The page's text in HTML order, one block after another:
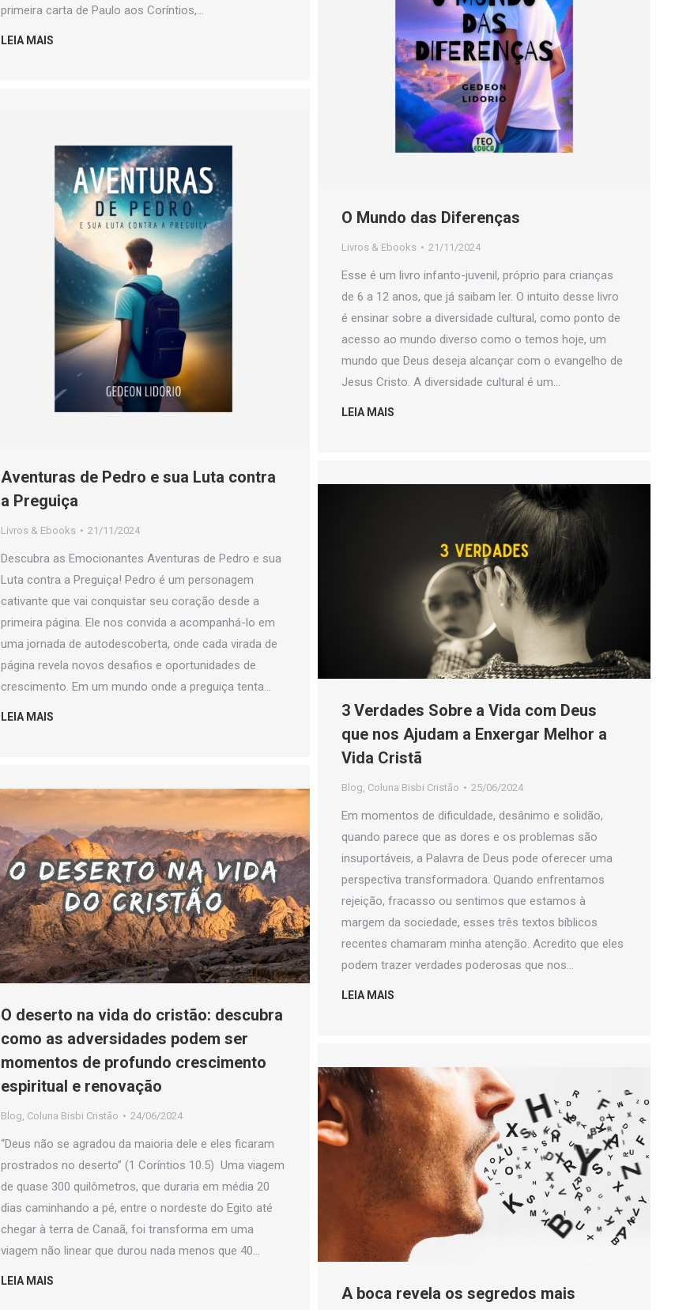
primeira carta de Paulo aos Coríntios,…
LEIA MAIS
O Mundo das Diferenças
Livros & Ebooks 21/11/2024
Esse é um livro infanto-juvenil, próprio para crianças
de 6 a 12 anos, que já saibam ler. O intuito desse livro
é ensinar sobre a diversidade cultural, como ponto de
acesso ao mundo diverso como o temos hoje, um
mundo que Deus deseja alcançar com o evangelho de
Jesus Cristo. A diversidade cultural é um…
LEIA MAIS
Aventuras de Pedro e sua Luta contra
a Preguiça
Livros & Ebooks 21/11/2024
Descubra as Emocionantes Aventuras de Pedro e sua
Luta contra a Preguiça! Pedro é um personagem
cativante que vai conquistar seu coração desde a
primeira página. Ele nos convida a acompanhá-lo em
uma jornada de autodescoberta, onde cada virada de
página revela novos desafios e oportunidades de
crescimento. Em um mundo onde a preguiça tenta…
LEIA MAIS
3 Verdades Sobre a Vida com Deus
que nos Ajudam a Enxergar Melhor a
Vida Cristã
Blog Coluna Bisbi Cristão 25/06/2024
Em momentos de dificuldade, desânimo e solidão,
quando parece que as dores e os problemas são
insuportáveis, a Palavra de Deus pode oferecer uma
perspectiva transformadora. Quando enfrentamos
rejeição, fracasso ou sentimos que estamos à
margem da sociedade, esses três textos bíblicos
recentes chamaram minha atenção. Acredito que eles
podem trazer verdades poderosas que nos…
LEIA MAIS
O deserto na vida do cristão: descubra
como as adversidades podem ser
momentos de profundo crescimento
espiritual e renovação
Blog Coluna Bisbi Cristão 24/06/2024
“Deus não se agradou da maioria dele e eles ficaram
prostrados no deserto” (1 Coríntios 10.5) Uma viagem
de quase 300 quilômetros, que duraria em média 20
dias caminhando a pé, entre o nordeste do Egito até
chegar à terra de Canaã, foi transforma em uma
viagem não linear que durou nada menos que 40…
LEIA MAIS
A boca revela os segredos mais